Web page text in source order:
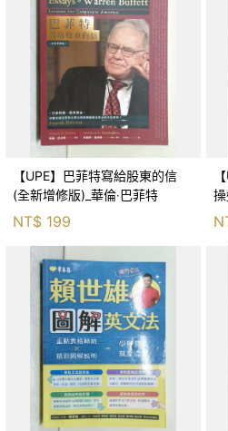
【UPE】巴菲特寫給股東的信
(全新增修版)_華倫‧巴菲特
NT$ 199